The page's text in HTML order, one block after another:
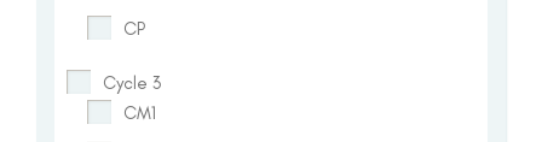
CP
Cycle 3
CM1